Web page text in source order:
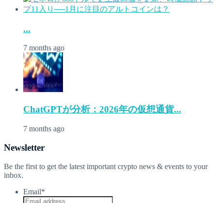
...
7 months ago
ChatGPTが分析：2026年の仮想通貨...
7 months ago
Newsletter
Be the first to get the latest important crypto news & events to your
inbox.
Email*